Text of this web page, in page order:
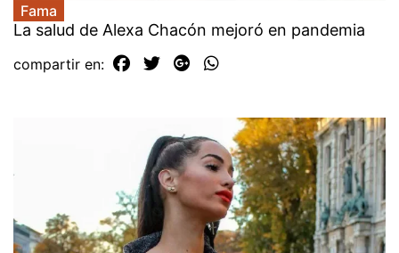
Fama
La salud de Alexa Chacón mejoró en pandemia
compartir en: